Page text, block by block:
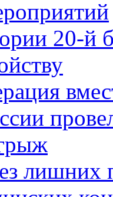
20-й
лишних